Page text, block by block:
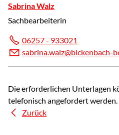
Sabrina Walz
Sachbearbeiterin
06257 - 933021
s br n w lz b ck nb ch-b
Die erforderlichen Unterlagen
telefonisch angefordert werden.
Zurück